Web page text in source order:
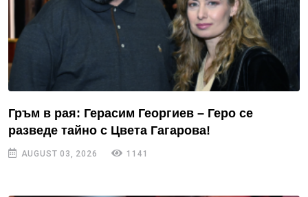
Гръм в рая: Герасим Георгиев – Геро се
разведе тайно с Цвета Гагарова!
AUGUST 03, 2026 1141